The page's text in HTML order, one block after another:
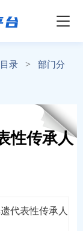
录 >
部门分
性传承人
代表性传承人